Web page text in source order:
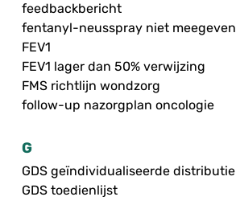
feedbackbericht
fentanyl-neusspray niet meegeven
FEV1
FEV1 lager dan 50% verwijzing
FMS richtlijn wondzorg
follow-up nazorgplan oncologie
G
GDS geïndividualiseerde distributie
GDS toedienlijst